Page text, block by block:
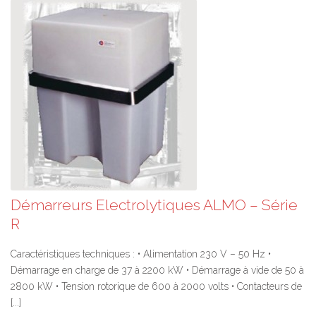
Démarreurs Electrolytiques ALMO – Série
R
Caractéristiques techniques : • Alimentation 230 V – 50 Hz •
Démarrage en charge de 37 à 2200 kW • Démarrage à vide de 50 à
2800 kW • Tension rotorique de 600 à 2000 volts • Contacteurs de
[...]